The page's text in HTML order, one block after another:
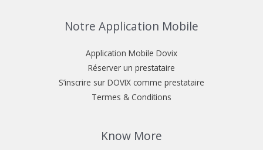
Notre Application Mobile
Application Mobile Dovix
Réserver un prestataire
S’inscrire sur DOVIX comme prestataire
Termes & Conditions
Know More